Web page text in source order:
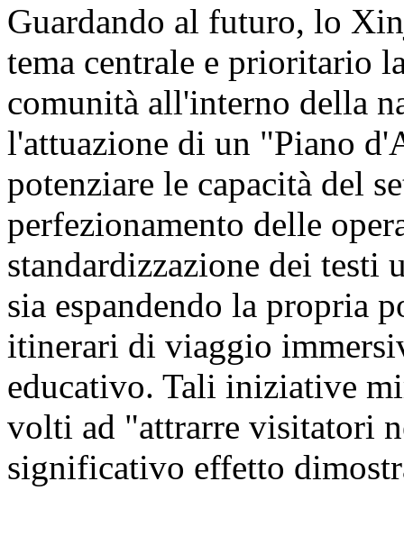
Guardando al futuro, lo
tema centrale e prioritario
comunità all'interno della
l'attuazione di un "Piano
potenziare le capacità del
perfezionamento delle
standardizzazione dei
sia espandendo la propria
itinerari di viaggio
educativo. Tali iniziative
volti ad "attrarre visitatori
significativo effetto